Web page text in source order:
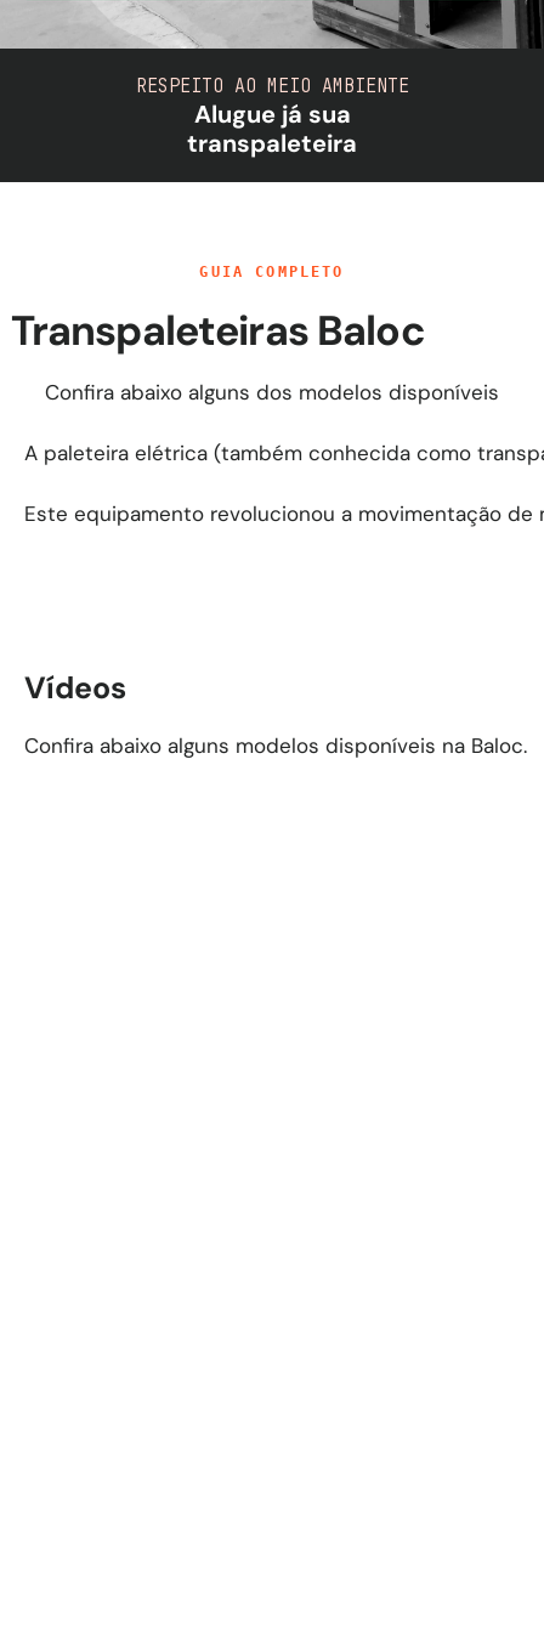
RESPEITO AO MEIO AMBIENTE
Alugue já sua
transpaleteira
GUIA COMPLETO
Transpaleteiras Baloc
Confira abaixo alguns dos modelos disponíveis
A paleteira elétrica (também conhecida como
Este equipamento revolucionou a movimentação
Vídeos
Confira abaixo alguns modelos disponíveis na Baloc.